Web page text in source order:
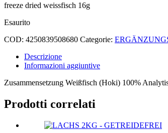
freeze dried weissfisch 16g
Esaurito
COD: 4250839508680 Categorie:
Descrizione
Informazioni aggiuntive
Zusammensetzung Weißfisch (Hoki) 100%
Prodotti correlati